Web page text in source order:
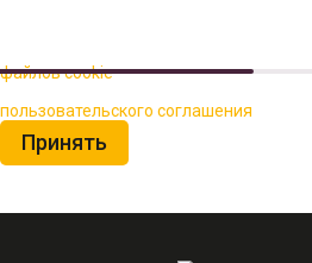
файлов cookieдля повышения
пользовательского соглашения
Принять